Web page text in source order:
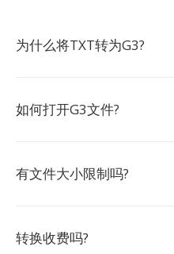
为什么将TXT转为G3?
如何打开G3文件?
有文件大小限制吗?
转换收费吗?